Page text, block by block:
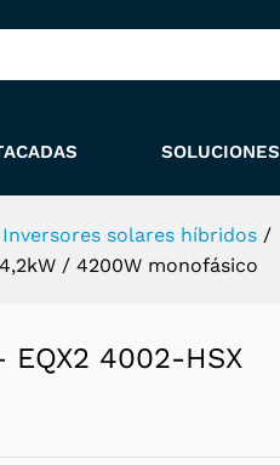
SOLUCIONES
Inversores solares híbridos /
/ 4200W monofásico
4002-HSX
el producto